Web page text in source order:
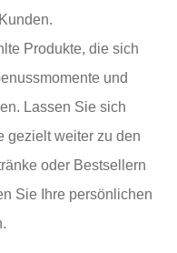
Produkte, die sich
und
Lassen Sie sich
gezielt weiter zu den
oder Bestsellern
Sie Ihre persönlichen